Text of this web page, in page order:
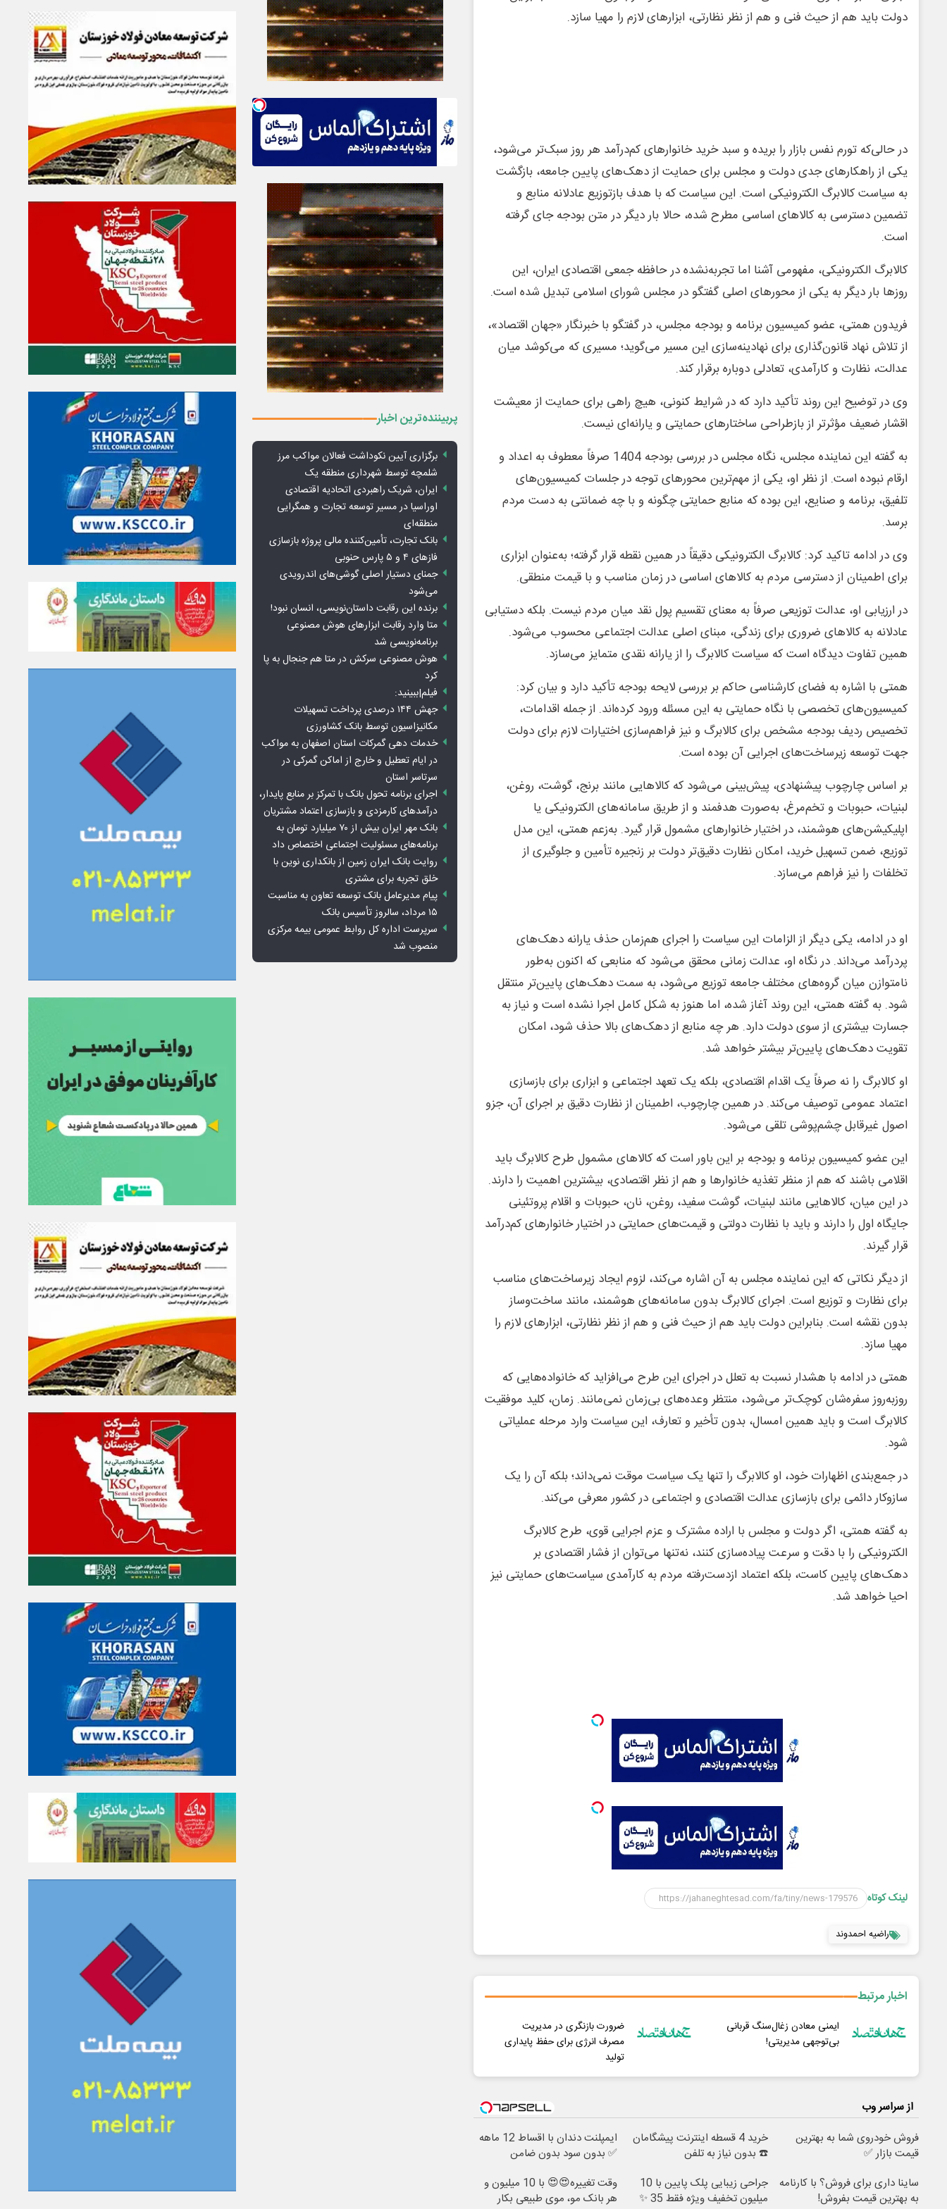
دولت باید هم از حیث فنی و هم از نظر نظارتی، ابزارهای لازم را مهیا سازد.
در حالی‌که تورم نفس بازار را بریده و سبد خرید خانوارهای کم‌درآمد هر روز سبک‌تر می‌شود،
یکی از راهکارهای جدی دولت و مجلس برای حمایت از دهک‌های پایین جامعه، بازگشت
به سیاست کالابرگ الکترونیکی است. این سیاست که با هدف بازتوزیع عادلانه منابع و
تضمین دسترسی به کالاهای اساسی مطرح شده، حالا بار دیگر در متن بودجه جای گرفته
است.
کالابرگ الکترونیکی، مفهومی آشنا اما تجربه‌نشده در حافظه جمعی اقتصادی ایران، این
روزها بار دیگر به یکی از محورهای اصلی گفتگو در مجلس شورای اسلامی تبدیل شده است.
فریدون همتی، عضو کمیسیون برنامه و بودجه مجلس، در گفتگو با خبرنگار «جهان اقتصاد»،
از تلاش نهاد قانون‌گذاری برای نهادینه‌سازی این مسیر می‌گوید؛ مسیری که می‌کوشد میان
عدالت، نظارت و کارآمدی، تعادلی دوباره برقرار کند.
وی در توضیح این روند تأکید دارد که در شرایط کنونی، هیچ راهی برای حمایت از معیشت
اقشار ضعیف مؤثرتر از بازطراحی ساختارهای حمایتی و یارانه‌ای نیست.
به گفته این نماینده مجلس، نگاه مجلس در بررسی بودجه 1404 صرفاً معطوف به اعداد و
ارقام نبوده است. از نظر او، یکی از مهم‌ترین محورهای توجه در جلسات کمیسیون‌های
تلفیق، برنامه و صنایع، این بوده که منابع حمایتی چگونه و با چه ضمانتی به دست مردم
برسد.
وی در ادامه تاکید کرد: کالابرگ الکترونیکی دقیقاً در همین نقطه قرار گرفته؛ به‌عنوان ابزاری
برای اطمینان از دسترسی مردم به کالاهای اساسی در زمان مناسب و با قیمت منطقی.
در ارزیابی او، عدالت توزیعی صرفاً به معنای تقسیم پول نقد میان مردم نیست. بلکه دستیابی
عادلانه به کالاهای ضروری برای زندگی، مبنای اصلی عدالت اجتماعی محسوب می‌شود.
همین تفاوت دیدگاه است که سیاست کالابرگ را از یارانه نقدی متمایز می‌سازد.
همتی با اشاره به فضای کارشناسی حاکم بر بررسی لایحه بودجه تأکید دارد و بیان کرد:
کمیسیون‌های تخصصی با نگاه حمایتی به این مسئله ورود کرده‌اند. از جمله اقدامات،
تخصیص ردیف بودجه مشخص برای کالابرگ و نیز فراهم‌سازی اختیارات لازم برای دولت
جهت توسعه زیرساخت‌های اجرایی آن بوده است.
بر اساس چارچوب پیشنهادی، پیش‌بینی می‌شود که کالاهایی مانند برنج، گوشت، روغن،
لبنیات، حبوبات و تخم‌مرغ، به‌صورت هدفمند و از طریق سامانه‌های الکترونیکی یا
اپلیکیشن‌های هوشمند، در اختیار خانوارهای مشمول قرار گیرد. به‌زعم همتی، این مدل
توزیع، ضمن تسهیل خرید، امکان نظارت دقیق‌تر دولت بر زنجیره تأمین و جلوگیری از
تخلفات را نیز فراهم می‌سازد.
او در ادامه، یکی دیگر از الزامات این سیاست را اجرای هم‌زمان حذف یارانه دهک‌های
پردرآمد می‌داند. در نگاه او، عدالت زمانی محقق می‌شود که منابعی که اکنون به‌طور
نامتوازن میان گروه‌های مختلف جامعه توزیع می‌شود، به سمت دهک‌های پایین‌تر منتقل
شود. به گفته همتی، این روند آغاز شده، اما هنوز به شکل کامل اجرا نشده است و نیاز به
جسارت بیشتری از سوی دولت دارد. هر چه منابع از دهک‌های بالا حذف شود، امکان
تقویت دهک‌های پایین‌تر بیشتر خواهد شد.
او کالابرگ را نه صرفاً یک اقدام اقتصادی، بلکه یک تعهد اجتماعی و ابزاری برای بازسازی
اعتماد عمومی توصیف می‌کند. در همین چارچوب، اطمینان از نظارت دقیق بر اجرای آن، جزو
اصول غیرقابل چشم‌پوشی تلقی می‌شود.
این عضو کمیسیون برنامه و بودجه بر این باور است که کالاهای مشمول طرح کالابرگ باید
اقلامی باشند که هم از منظر تغذیه خانوارها و هم از نظر اقتصادی، بیشترین اهمیت را دارند.
در این میان، کالاهایی مانند لبنیات، گوشت سفید، روغن، نان، حبوبات و اقلام پروتئینی
جایگاه اول را دارند و باید با نظارت دولتی و قیمت‌های حمایتی در اختیار خانوارهای کم‌درآمد
قرار گیرند.
از دیگر نکاتی که این نماینده مجلس به آن اشاره می‌کند، لزوم ایجاد زیرساخت‌های مناسب
برای نظارت و توزیع است. اجرای کالابرگ بدون سامانه‌های هوشمند، مانند ساخت‌وساز
بدون نقشه است. بنابراین دولت باید هم از حیث فنی و هم از نظر نظارتی، ابزارهای لازم را
مهیا سازد.
همتی در ادامه با هشدار نسبت به تعلل در اجرای این طرح می‌افزاید که خانواده‌هایی که
روزبه‌روز سفره‌شان کوچک‌تر می‌شود، منتظر وعده‌های بی‌زمان نمی‌مانند. زمان، کلید موفقیت
کالابرگ است و باید همین امسال، بدون تأخیر و تعارف، این سیاست وارد مرحله عملیاتی
شود.
در جمع‌بندی اظهارات خود، او کالابرگ را تنها یک سیاست موقت نمی‌داند؛ بلکه آن را یک
سازوکار دائمی برای بازسازی عدالت اقتصادی و اجتماعی در کشور معرفی می‌کند.
به گفته همتی، اگر دولت و مجلس با اراده مشترک و عزم اجرایی قوی، طرح کالابرگ
الکترونیکی را با دقت و سرعت پیاده‌سازی کنند، نه‌تنها می‌توان از فشار اقتصادی بر
دهک‌های پایین کاست، بلکه اعتماد ازدست‌رفته مردم به کارآمدی سیاست‌های حمایتی نیز
احیا خواهد شد.
لینک کوتاه
راضیه احمدوند
اخبار مرتبط
ایمنی معادن زغال‌سنگ قربانی
بی‌توجهی مدیریتی!
ضرورت بازنگری در مدیریت
مصرف انرژی برای حفظ پایداری
تولید
از سراسر وب
فروش خودروی شما به بهترین
قیمت بازار ✅
خرید 4 قسطه اینترنت پیشگامان
☎️ بدون نیاز به تلفن
ایمپلنت دندان با اقساط 12 ماهه
✅ بدون سود بدون ضامن
ساینا داری برای فروش؟ با کارنامه
به بهترین قیمت بفروش!
جراحی زیبایی پلک پایین با 10
میلیون تخفیف ویژه فقط 35 ✨
وقت تغییره😍😍 با 10 میلیون و
هر بانک مو، موی طبیعی بکار
پربیننده‌ترین اخبار
برگزاری آیین نکوداشت فعالان مواکب مرز
شلمچه توسط شهرداری منطقه یک
ایران، شریک راهبردی اتحادیه اقتصادی
اوراسیا در مسیر توسعه تجارت و همگرایی
منطقه‌ای
بانک تجارت، تأمین‌کننده مالی پروژه بازسازی
فازهای ۴ و ۵ پارس حنوبی
جمنای دستیار اصلی گوشی‌های اندرویدی
می‌شود
برنده این رقابت داستان‌نویسی، انسان نبود!
متا وارد رقابت ابزارهای هوش مصنوعی
برنامه‌نویسی شد
هوش مصنوعی سرکش در متا هم جنجال به پا
کرد
فیلم|ببینید:
جهش ۱۴۴ درصدی پرداخت تسهیلات
مکانیزاسیون توسط بانک کشاورزی
خدمات دهی گمرکات استان اصفهان به مواکب
در ایام تعطیل و خارج از اماکن گمرکی در
سرتاسر استان
اجرای برنامه تحول بانک با تمرکز بر منابع پایدار،
درآمدهای کارمزدی و بازسازی اعتماد مشتریان
بانک مهر ایران بیش از ۷۰ میلیارد تومان به
برنامه‌های مسئولیت اجتماعی اختصاص داد
روایت بانک ایران زمین از بانکداری نوین با
خلق تجربه برای مشتری
پیام مدیرعامل بانک توسعه تعاون به مناسبت
۱۵ مرداد، سالروز تأسیس بانک
سرپرست اداره کل روابط عمومی بیمه مرکزی
منصوب شد